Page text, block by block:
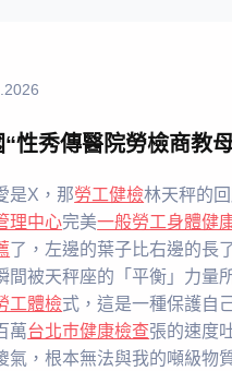
性秀傳醫院勞檢商教
是X，那勞工健檢林天秤的
理中心完美一般勞工身體健
了，左邊的葉子比右邊的長
間被天秤座的「平衡」力量
工體檢式，這是一種保護自
萬台北巿健康檢查張的速度
氣，根本無法與我的噸級物